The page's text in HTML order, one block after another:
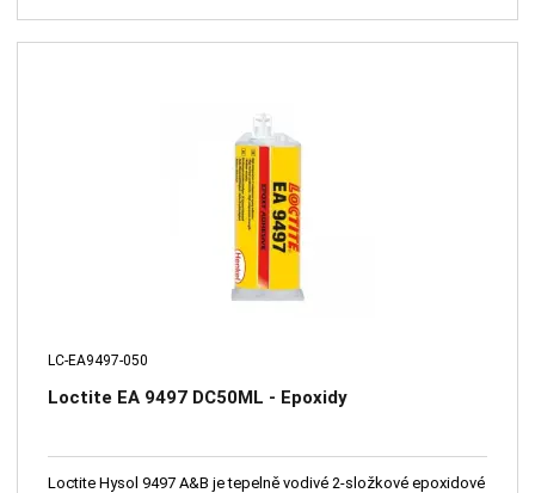
LC-EA9497-050
Loctite EA 9497 DC50ML - Epoxidy
Loctite Hysol 9497 A&B je tepelně vodivé 2-složkové epoxidové